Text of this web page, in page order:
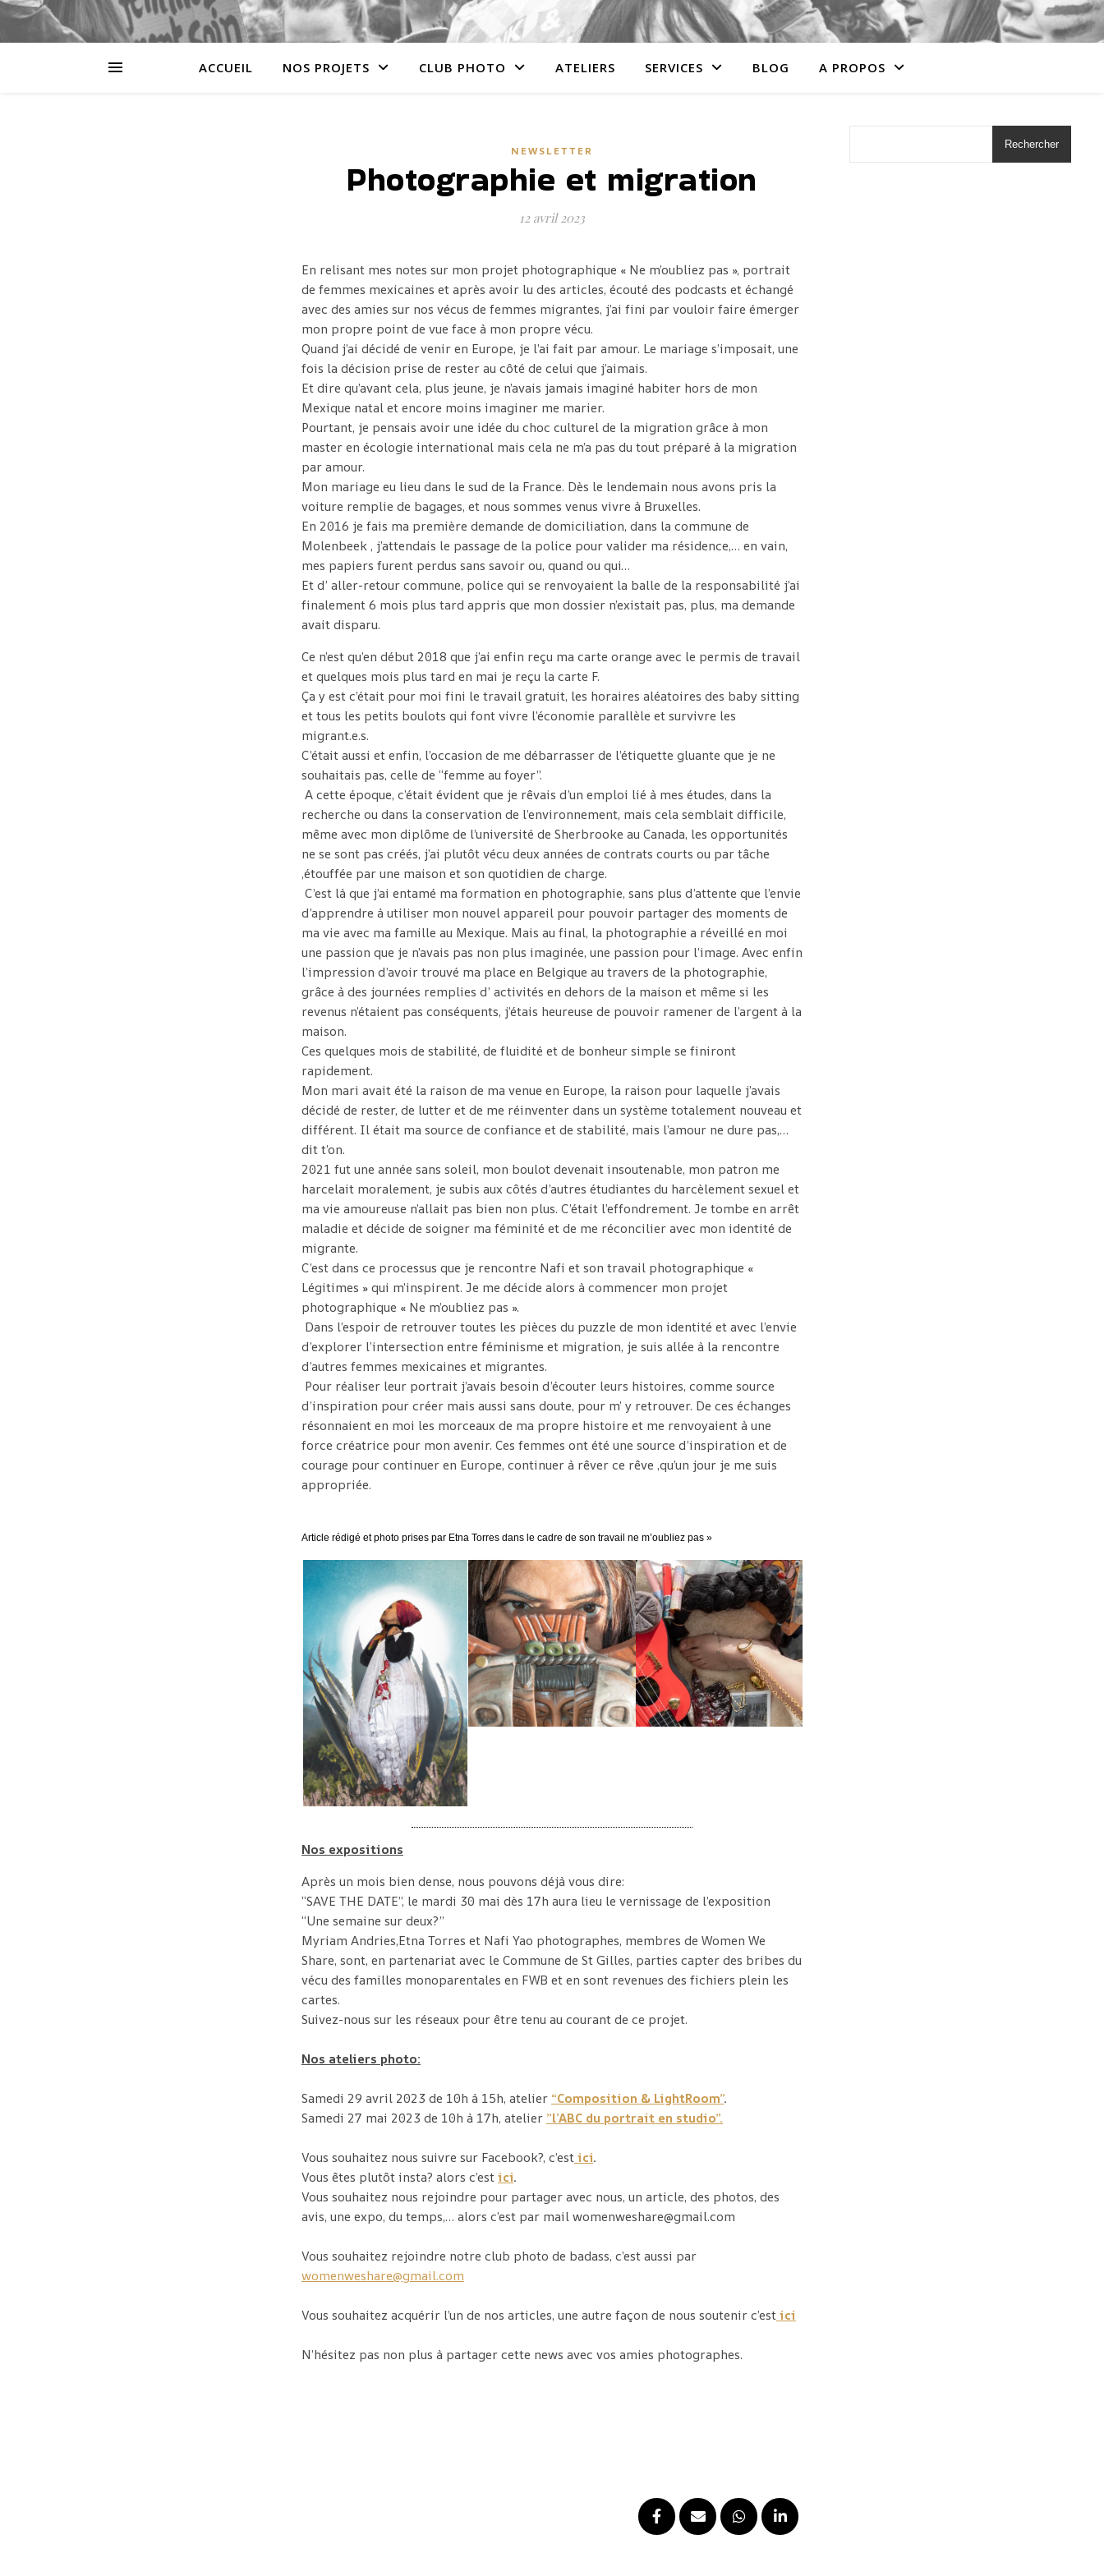
ACCUEIL NOS PROJETS CLUB PHOTO ATELIERS SERVICES BLOG A PROPOS
NEWSLETTER
Photographie et migration
12 avril 2023
En relisant mes notes sur mon projet photographique « Ne m’oubliez pas », portrait
de femmes mexicaines et après avoir lu des articles, écouté des podcasts et échangé
avec des amies sur nos vécus de femmes migrantes, j’ai fini par vouloir faire émerger
mon propre point de vue face à mon propre vécu.
Quand j’ai décidé de venir en Europe, je l’ai fait par amour. Le mariage s’imposait, une
fois la décision prise de rester au côté de celui que j’aimais.
Et dire qu’avant cela, plus jeune, je n’avais jamais imaginé habiter hors de mon
Mexique natal et encore moins imaginer me marier.
Pourtant, je pensais avoir une idée du choc culturel de la migration grâce à mon
master en écologie international mais cela ne m’a pas du tout préparé à la migration
par amour.
Mon mariage eu lieu dans le sud de la France. Dès le lendemain nous avons pris la
voiture remplie de bagages, et nous sommes venus vivre à Bruxelles.
En 2016 je fais ma première demande de domiciliation, dans la commune de
Molenbeek , j’attendais le passage de la police pour valider ma résidence,… en vain,
mes papiers furent perdus sans savoir ou, quand ou qui…
Et d’ aller-retour commune, police qui se renvoyaient la balle de la responsabilité j’ai
finalement 6 mois plus tard appris que mon dossier n’existait pas, plus, ma demande
avait disparu.
Ce n’est qu’en début 2018 que j’ai enfin reçu ma carte orange avec le permis de travail
et quelques mois plus tard en mai je reçu la carte F.
Ça y est c’était pour moi fini le travail gratuit, les horaires aléatoires des baby sitting
et tous les petits boulots qui font vivre l’économie parallèle et survivre les
migrant.e.s.
C’était aussi et enfin, l’occasion de me débarrasser de l’étiquette gluante que je ne
souhaitais pas, celle de “femme au foyer”.
A cette époque, c’était évident que je rêvais d’un emploi lié à mes études, dans la
recherche ou dans la conservation de l’environnement, mais cela semblait difficile,
même avec mon diplôme de l’université de Sherbrooke au Canada, les opportunités
ne se sont pas créés, j’ai plutôt vécu deux années de contrats courts ou par tâche
,étouffée par une maison et son quotidien de charge.
C’est là que j’ai entamé ma formation en photographie, sans plus d’attente que l’envie
d’apprendre à utiliser mon nouvel appareil pour pouvoir partager des moments de
ma vie avec ma famille au Mexique. Mais au final, la photographie a réveillé en moi
une passion que je n’avais pas non plus imaginée, une passion pour l’image. Avec enfin
l’impression d’avoir trouvé ma place en Belgique au travers de la photographie,
grâce à des journées remplies d’ activités en dehors de la maison et même si les
revenus n’étaient pas conséquents, j’étais heureuse de pouvoir ramener de l’argent à la
maison.
Ces quelques mois de stabilité, de fluidité et de bonheur simple se finiront
rapidement.
Mon mari avait été la raison de ma venue en Europe, la raison pour laquelle j’avais
décidé de rester, de lutter et de me réinventer dans un système totalement nouveau et
différent. Il était ma source de confiance et de stabilité, mais l’amour ne dure pas,…
dit t’on.
2021 fut une année sans soleil, mon boulot devenait insoutenable, mon patron me
harcelait moralement, je subis aux côtés d’autres étudiantes du harcèlement sexuel et
ma vie amoureuse n’allait pas bien non plus. C’était l’effondrement. Je tombe en arrêt
maladie et décide de soigner ma féminité et de me réconcilier avec mon identité de
migrante.
C’est dans ce processus que je rencontre Nafi et son travail photographique «
Légitimes » qui m’inspirent. Je me décide alors à commencer mon projet
photographique « Ne m’oubliez pas ».
Dans l’espoir de retrouver toutes les pièces du puzzle de mon identité et avec l’envie
d’explorer l’intersection entre féminisme et migration, je suis allée à la rencontre
d’autres femmes mexicaines et migrantes.
Pour réaliser leur portrait j’avais besoin d’écouter leurs histoires, comme source
d’inspiration pour créer mais aussi sans doute, pour m’ y retrouver. De ces échanges
résonnaient en moi les morceaux de ma propre histoire et me renvoyaient à une
force créatrice pour mon avenir. Ces femmes ont été une source d’inspiration et de
courage pour continuer en Europe, continuer à rêver ce rêve ,qu’un jour je me suis
appropriée.
Article rédigé et photo prises par Etna Torres dans le cadre de son travail ne m’oubliez pas »
Nos expositions
Après un mois bien dense, nous pouvons déjà vous dire:
“SAVE THE DATE”, le mardi 30 mai dès 17h aura lieu le vernissage de l’exposition
“Une semaine sur deux?”
Myriam Andries,Etna Torres et Nafi Yao photographes, membres de Women We
Share, sont, en partenariat avec le Commune de St Gilles, parties capter des bribes du
vécu des familles monoparentales en FWB et en sont revenues des fichiers plein les
cartes.
Suivez-nous sur les réseaux pour être tenu au courant de ce projet.
Nos ateliers photo:
Samedi 29 avril 2023 de 10h à 15h, atelier “Composition & LightRoom”.
Samedi 27 mai 2023 de 10h à 17h, atelier ”l’ABC du portrait en studio”.
Vous souhaitez nous suivre sur Facebook?, c’estici.
Vous êtes plutôt insta? alors c’estici.
Vous souhaitez nous rejoindre pour partager avec nous, un article, des photos, des
avis, une expo, du temps,… alors c’est par mail womenweshare@gmail.com
Vous souhaitez rejoindre notre club photo de badass, c’est aussi par
womenweshare@gmail.com
Vous souhaitez acquérir l’un de nos articles, une autre façon de nous soutenir c’estici
N’hésitez pas non plus à partager cette news avec vos amies photographes.
Rechercher